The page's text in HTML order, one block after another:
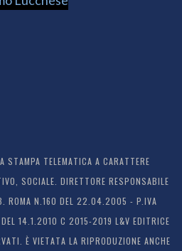
STAMPA TELEMATICA A CARATTERE
SOCIALE. DIRETTORE RESPONSABILE
ROMA N.160 DEL 22.04.2005 - P.IVA
14.1.2010 C 2015-2019 L&V EDITRICE
È VIETATA LA RIPRODUZIONE ANCHE